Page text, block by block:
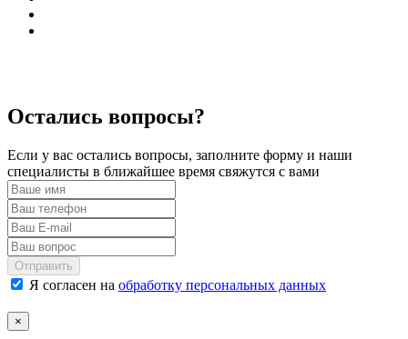
Остались вопросы?
Если у вас остались вопросы, заполните форму и наши
специалисты в ближайшее время свяжутся с вами
Отправить
Я согласен на обработку персональных данных
×